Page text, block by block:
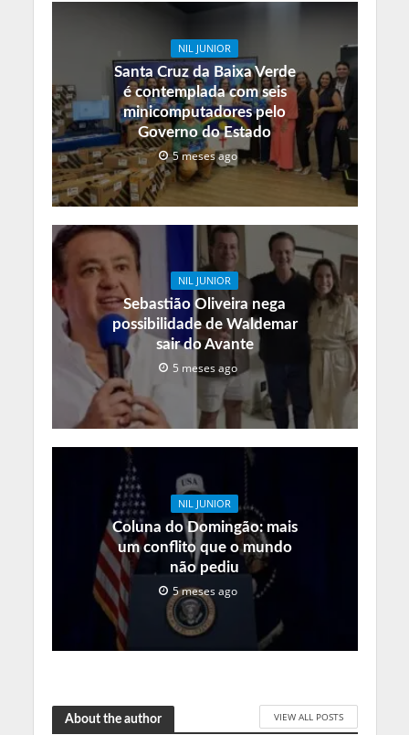
NIL JUNIOR
Santa Cruz da Baixa Verde
é contemplada com seis
minicomputadores pelo
Governo do Estado
5 meses ago
NIL JUNIOR
Sebastião Oliveira nega
possibilidade de Waldemar
sair do Avante
5 meses ago
NIL JUNIOR
Coluna do Domingão: mais
um conflito que o mundo
não pediu
5 meses ago
About the author VIEW ALL POSTS